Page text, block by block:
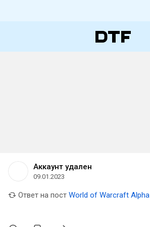
Аккаунт удален
09.01.2023
Ответ на пост World of Warcraft Alpha